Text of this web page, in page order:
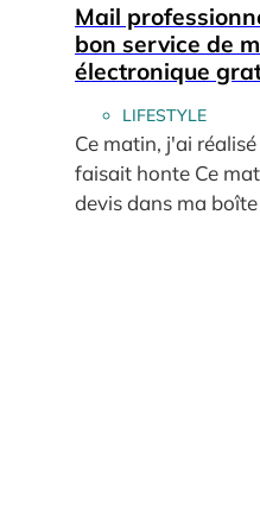
Mail
bon service de
électronique
LIFESTYLE
Ce matin, j'ai
faisait honte Ce
devis dans ma